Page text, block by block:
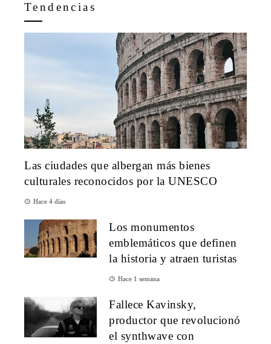
Tendencias
Las ciudades que albergan más bienes
culturales reconocidos por la UNESCO
Hace 4 días
Los monumentos
emblemáticos que definen
la historia y atraen turistas
Hace 1 semana
Fallece Kavinsky,
productor que revolucionó
el synthwave con